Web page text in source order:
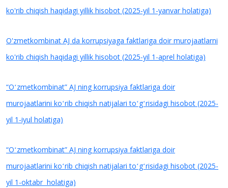
ko'rib chiqish haqidagi yillik hisobot (2025-yil 1-yanvar holatiga)
O'zmetkombinat AJ da korrupsiyaga faktlariga doir murojaatlarni
ko'rib chiqish haqidagi yillik hisobot (2025-yil 1-aprel holatiga)
“Oʻzmetkombinat” AJ ning korrupsiya faktlariga doir
murojaatlarini koʻrib chiqish natijalari toʻgʻrisidagi hisobot (2025-
yil 1-iyul holatiga)
“Oʻzmetkombinat” AJ ning korrupsiya faktlariga doir
murojaatlarini koʻrib chiqish natijalari toʻgʻrisidagi hisobot (2025-
yil 1-oktabr holatiga)